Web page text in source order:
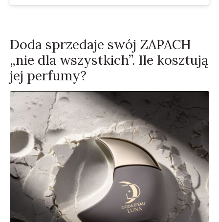
Doda sprzedaje swój ZAPACH
„nie dla wszystkich”. Ile kosztują
jej perfumy?